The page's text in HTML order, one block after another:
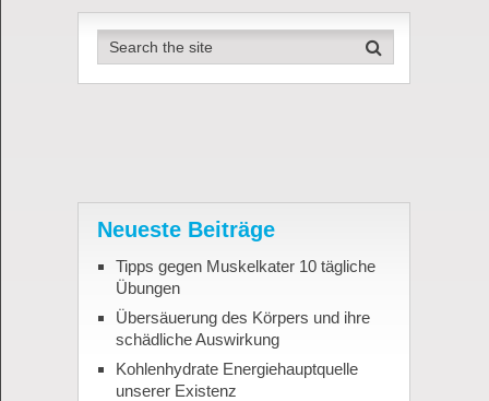
Neueste Beiträge
Tipps gegen Muskelkater 10 tägliche
Übungen
Übersäuerung des Körpers und ihre
schädliche Auswirkung
Kohlenhydrate Energiehauptquelle
unserer Existenz